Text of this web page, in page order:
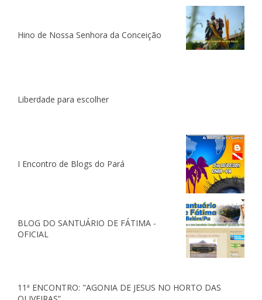
Hino de Nossa Senhora da Conceição
Liberdade para escolher
I Encontro de Blogs do Pará
BLOG DO SANTUÁRIO DE FÁTIMA -
OFICIAL
11ª ENCONTRO: "AGONIA DE JESUS NO HORTO DAS